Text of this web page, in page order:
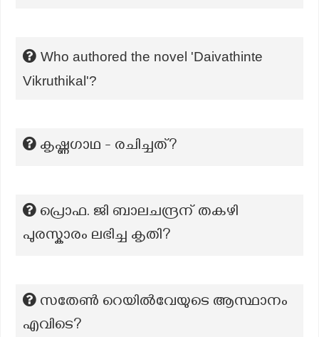
Who authored the novel 'Daivathinte
Vikruthikal'?
കൃഷ്ണഗാഥ - രചിച്ചത്?
പ്രൊഫ. ജി ബാലചന്ദ്രന് തകഴി
പുരസ്കാരം ലഭിച്ച കൃതി?
സതേൺ റെയിൽവേയുടെ ആസ്ഥാനം
എവിടെ?